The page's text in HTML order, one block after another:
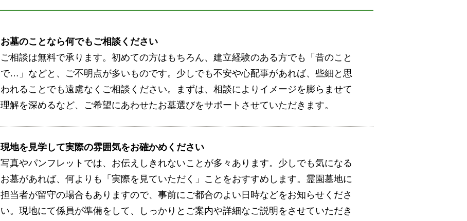
お墓のことなら何でもご相談ください
ご相談は無料で承ります。初めての方はもちろん、建立経験のある方でも「昔のこと
で…」などと、ご不明点が多いものです。少しでも不安や心配事があれば、些細と思
われることでも遠慮なくご相談ください。まずは、相談によりイメージを膨らませて
理解を深めるなど、ご希望にあわせたお墓選びをサポートさせていただきます。
現地を見学して実際の雰囲気をお確かめください
写真やパンフレットでは、お伝えしきれないことが多々あります。少しでも気になる
お墓があれば、何よりも「実際を見ていただく」ことをおすすめします。霊園墓地に
担当者が留守の場合もありますので、事前にご都合のよい日時などをお知らせくださ
い。現地にて係員が準備をして、しっかりとご案内や詳細なご説明をさせていただき